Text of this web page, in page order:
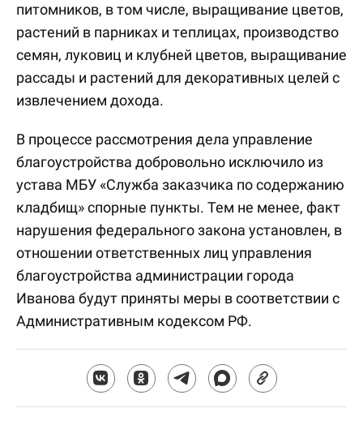
питомников, в том числе, выращивание цветов,
растений в парниках и теплицах, производство
семян, луковиц и клубней цветов, выращивание
рассады и растений для декоративных целей с
извлечением дохода.
В процессе рассмотрения дела управление
благоустройства добровольно исключило из
устава МБУ «Служба заказчика по содержанию
кладбищ» спорные пункты. Тем не менее, факт
нарушения федерального закона установлен, в
отношении ответственных лиц управления
благоустройства администрации города
Иванова будут приняты меры в соответствии с
Административным кодексом РФ.